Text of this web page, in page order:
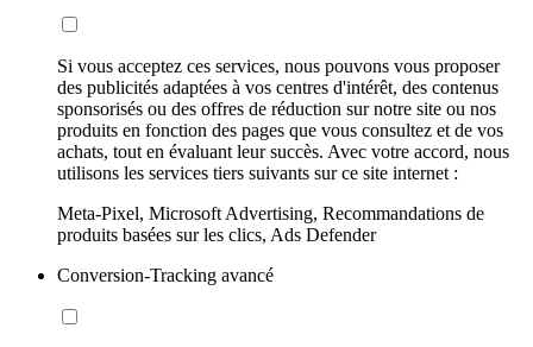
Si vous acceptez ces services, nous pouvons vous proposer
des publicités adaptées à vos centres d'intérêt, des contenus
sponsorisés ou des offres de réduction sur notre site ou nos
produits en fonction des pages que vous consultez et de vos
achats, tout en évaluant leur succès. Avec votre accord, nous
utilisons les services tiers suivants sur ce site internet :
Meta-Pixel, Microsoft Advertising, Recommandations de
produits basées sur les clics, Ads Defender
Conversion-Tracking avancé